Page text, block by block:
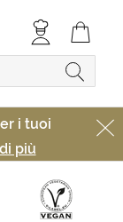
i tuoi
più